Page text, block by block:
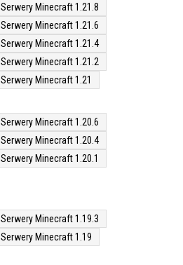
Serwery Minecraft 1.21.8
Serwery Minecraft 1.21.6
Serwery Minecraft 1.21.4
Serwery Minecraft 1.21.2
Serwery Minecraft 1.21
Serwery Minecraft 1.20.6
Serwery Minecraft 1.20.4
Serwery Minecraft 1.20.1
Serwery Minecraft 1.19.3
Serwery Minecraft 1.19